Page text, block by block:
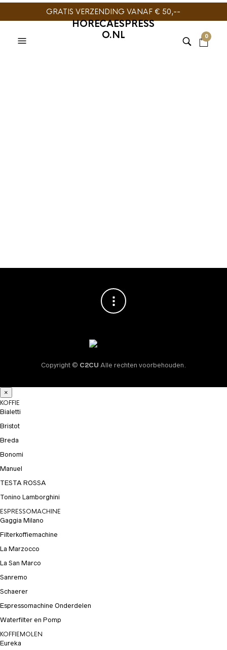
GRATIS VERZENDING VANAF € 50,--
HORECAESPRESS
O.NL
0
Copyright © C2CU Alle rechten voorbehouden.
×
KOFFIE
Bialetti
Bristot
Breda
Bonomi
Manuel
TESTA ROSSA
Tonino Lamborghini
ESPRESSOMACHINE
Gaggia Milano
Filterkoffiemachine
La Marzocco
La San Marco
Sanremo
Schaerer
Espressomachine Onderdelen
Waterfilter en Pomp
KOFFIEMOLEN
Eureka